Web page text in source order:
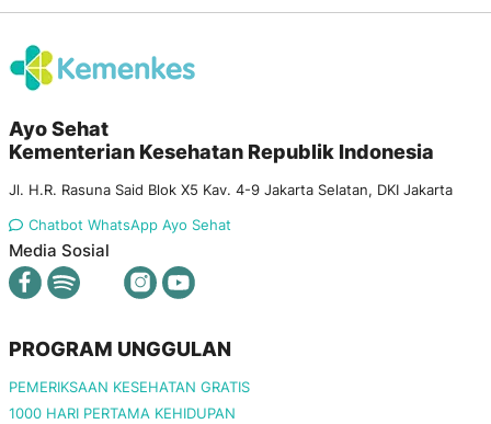
Ayo Sehat
Kementerian Kesehatan Republik Indonesia
Jl. H.R. Rasuna Said Blok X5 Kav. 4-9 Jakarta Selatan, DKI Jakarta
Chatbot WhatsApp Ayo Sehat
Media Sosial
PROGRAM UNGGULAN
PEMERIKSAAN KESEHATAN GRATIS
1000 HARI PERTAMA KEHIDUPAN